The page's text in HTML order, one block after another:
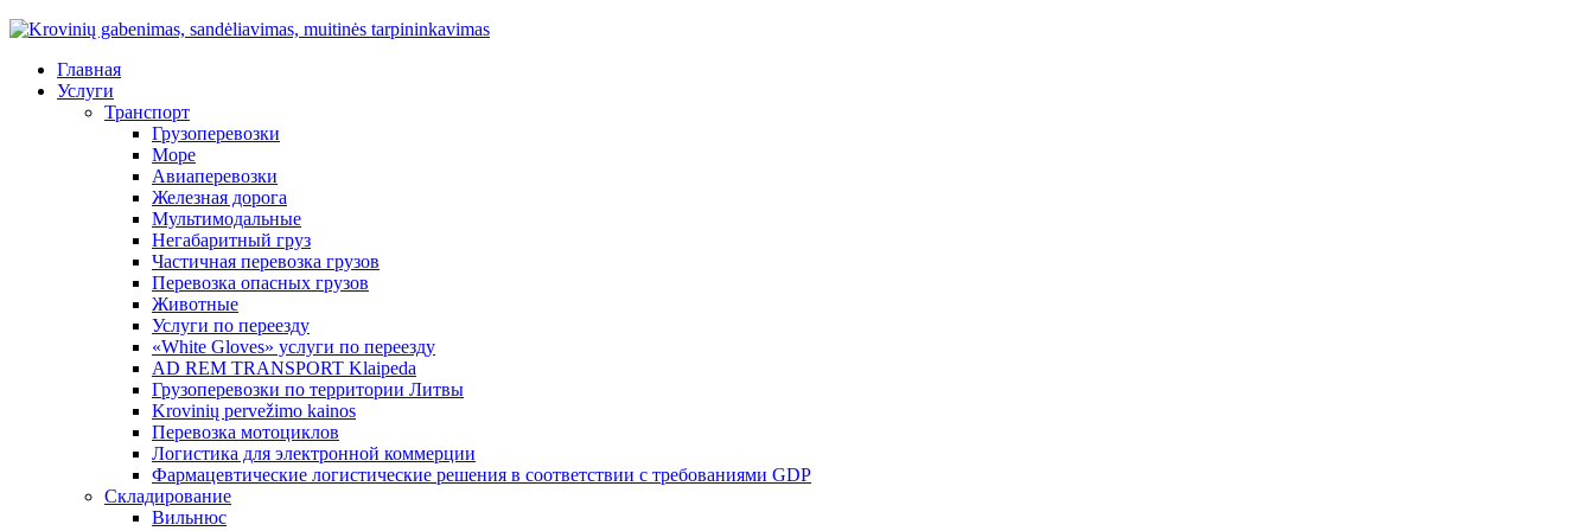
Главная
Услуги
Транспорт
Грузоперевозки
Море
Авиаперевозки
Железная дорога
Мультимодальные
Негабаритный груз
Частичная перевозка грузов
Перевозка опасных грузов
Животные
Услуги по переезду
«White Gloves» услуги по переезду
AD REM TRANSPORT Klaipeda
Грузоперевозки по территории Литвы
Krovinių pervežimo kainos
Перевозка мотоциклов
Логистика для электронной коммерции
Фармацевтические логистические решения в соответствии с требованиями GDP
Складирование
Вильнюс